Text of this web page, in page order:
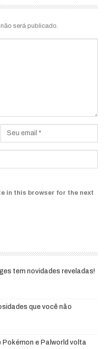
será publicado.
in this browser for the next
tem novidades reveladas!
que você não
Pokémon e Palworld volta